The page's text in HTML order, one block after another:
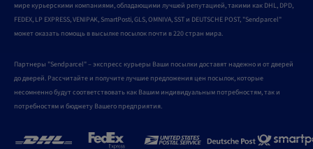
мире курьерскими компаниями, обладающими лучшей репутацией, такими как DHL, DPD,
FEDEX, LP EXPRESS, VENIPAK, SmartPosti, GLS, OMNIVA, SST и DEUTSCHE POST, "Sendparcel"
может оказать помощь в высылке посылок почти в 220 стран мира.
Партнеры "Sendparcel" – экспресс курьеры Ваши посылки доставят надежно и от дверей
до дверей. Рассчитайте и получите лучшие предложения цен посылок, которые
несомненно будут соответствовать как Вашим индивидуальным потребностям, так и
потребностям и бюджету Вашего предприятия.